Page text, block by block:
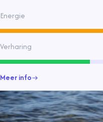
Energie
Verharing
Meer info